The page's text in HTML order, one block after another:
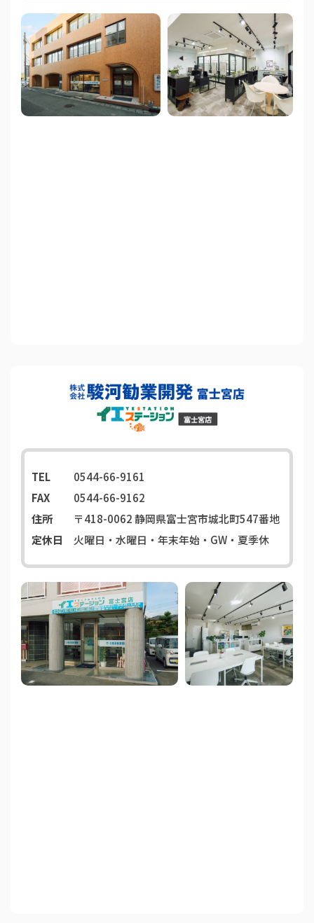
TEL
0544-66-9161
FAX
0544-66-9162
住所
〒418-0062静岡県富士宮市城北町547番地
定休日
火曜日・水曜日・年末年始・GW・夏季休